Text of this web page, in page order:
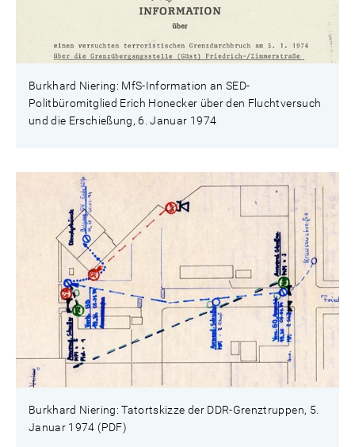
Burkhard Niering: MfS-Information an SED-
Politbüromitglied Erich Honecker über den Fluchtversuch
und die Erschießung, 6. Januar 1974
Burkhard Niering: Tatortskizze der DDR-Grenztruppen, 5.
Januar 1974 (PDF)